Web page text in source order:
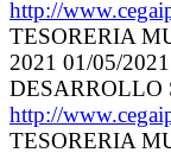
http://
TESORERIA
2021 01/05/
DESARROLLO
http://
TESORERIA